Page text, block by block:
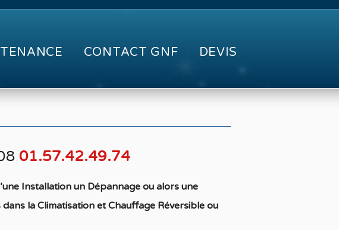
CONTACT GNF DEVIS
01.57.42.49.74
Installation un Dépannage ou alors une
dans la Climatisationet ChauffageRéversible ou